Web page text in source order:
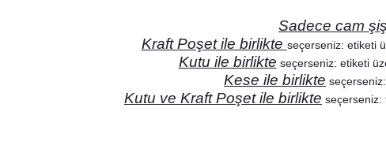
Sevimli Ayıcık Konsept İsim Yazılı Peçete
8,75 TL
Sevimli
Sadece cam
Kraft Poşet ile birlikte seçerseniz: etiketi
Kutu ile birlikte seçerseniz: etiketi
Kese ile birlikte
Kutu ve Kraft Poşet ile birlikte seçerseniz: